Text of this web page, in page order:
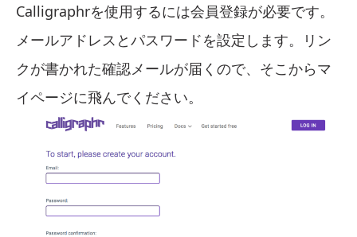
Calligraphrを使用するには会員登録が必要です。
メールアドレスとパスワードを設定します。リン
クが書かれた確認メールが届くので、そこからマ
イページに飛んでください。